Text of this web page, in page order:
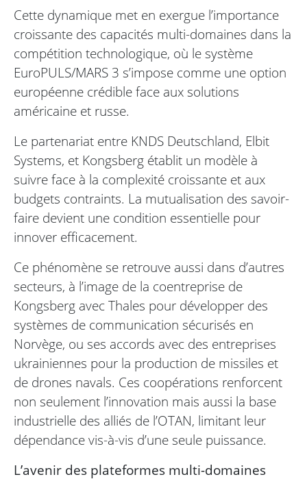
Cette dynamique met en exergue l’importance
croissante des capacités multi-domaines dans la
compétition technologique, où le système
EuroPULS/MARS 3 s’impose comme une option
européenne crédible face aux solutions
américaine et russe.
Le partenariat entre KNDS Deutschland, Elbit
Systems, et Kongsberg établit un modèle à
suivre face à la complexité croissante et aux
budgets contraints. La mutualisation des savoir-
faire devient une condition essentielle pour
innover efficacement.
Ce phénomène se retrouve aussi dans d’autres
secteurs, à l’image de la coentreprise de
Kongsberg avec Thales pour développer des
systèmes de communication sécurisés en
Norvège, ou ses accords avec des entreprises
ukrainiennes pour la production de missiles et
de drones navals. Ces coopérations renforcent
non seulement l’innovation mais aussi la base
industrielle des alliés de l’OTAN, limitant leur
dépendance vis-à-vis d’une seule puissance.
L’avenir des plateformes multi-domaines